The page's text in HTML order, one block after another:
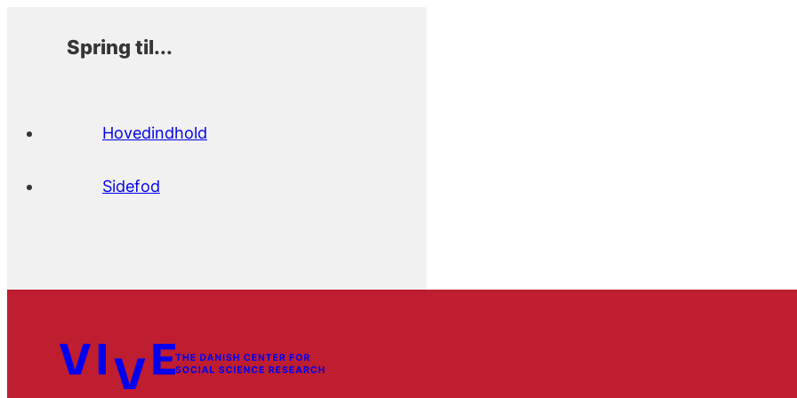
Spring til...
Hovedindhold
Sidefod